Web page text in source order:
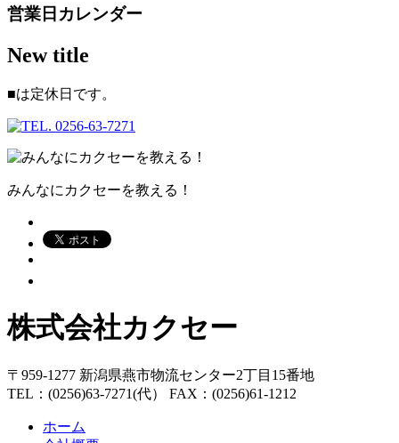
営業日カレンダー
New title
■は定休日です。
みんなにカクセーを教える！
株式会社カクセー
〒959-1277 新潟県燕市物流センター2丁目15番地
TEL：(0256)63-7271(代） FAX：(0256)61-1212
ホーム